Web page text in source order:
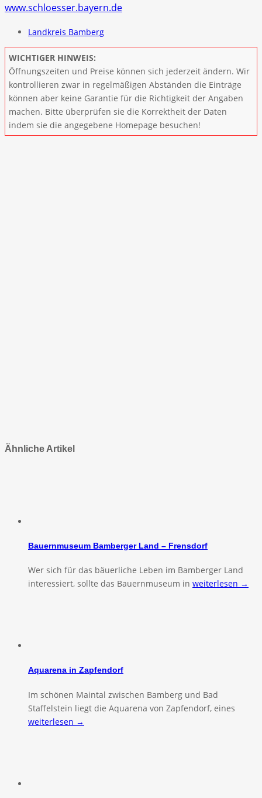
www.schloesser.bayern.de
Landkreis Bamberg
WICHTIGER HINWEIS:
Öffnungszeiten und Preise können sich jederzeit ändern. Wir
kontrollieren zwar in regelmäßigen Abständen die Einträge
können aber keine Garantie für die Richtigkeit der Angaben
machen. Bitte überprüfen sie die Korrektheit der Daten
indem sie die angegebene Homepage besuchen!
Ähnliche Artikel
Bauernmuseum Bamberger Land – Frensdorf
Wer sich für das bäuerliche Leben im Bamberger Land
interessiert, sollte das Bauernmuseum in weiterlesen →
Aquarena in Zapfendorf
Im schönen Maintal zwischen Bamberg und Bad
Staffelstein liegt die Aquarena von Zapfendorf, eines
weiterlesen →